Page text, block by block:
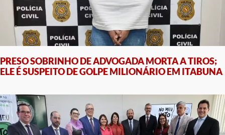
PRESO SOBRINHO DE ADVOGADA MORTA A TIROS;
ELE É SUSPEITO DE GOLPE MILIONÁRIO EM ITABUNA